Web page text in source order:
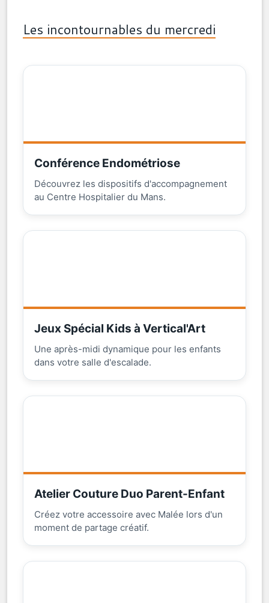
Les incontournables du mercredi
Conférence Endométriose
Découvrez les dispositifs d'accompagnement
au Centre Hospitalier du Mans.
Jeux Spécial Kids à Vertical'Art
Une après-midi dynamique pour les enfants
dans votre salle d'escalade.
Atelier Couture Duo Parent-Enfant
Créez votre accessoire avec Malée lors d'un
moment de partage créatif.